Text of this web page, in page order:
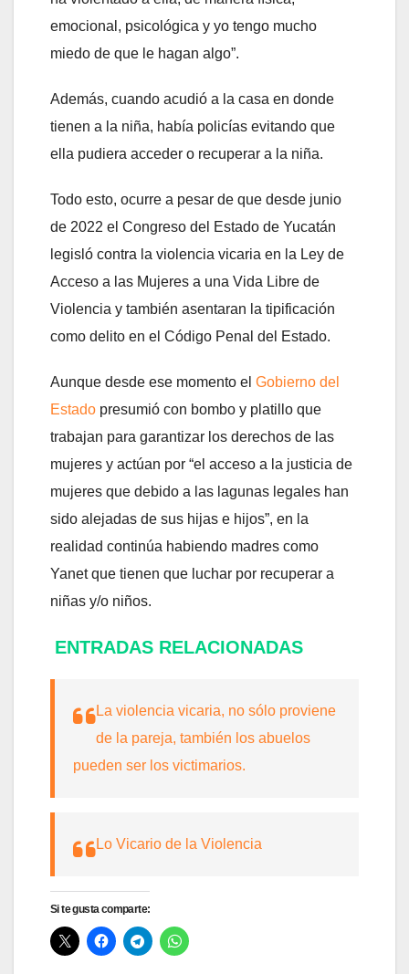
emocional, psicológica y yo tengo mucho
miedo de que le hagan algo”.
Además, cuando acudió a la casa en donde
tienen a la niña, había policías evitando que
ella pudiera acceder o recuperar a la niña.
Todo esto, ocurre a pesar de que desde junio
de 2022 el Congreso del Estado de Yucatán
legisló contra la violencia vicaria en la Ley de
Acceso a las Mujeres a una Vida Libre de
Violencia y también asentaran la tipificación
como delito en el Código Penal del Estado.
Aunque desde ese momento el Gobierno del
Estado presumió con bombo y platillo que
trabajan para garantizar los derechos de las
mujeres y actúan por “el acceso a la justicia de
mujeres que debido a las lagunas legales han
sido alejadas de sus hijas e hijos”, en la
realidad continúa habiendo madres como
Yanet que tienen que luchar por recuperar a
niñas y/o niños.
ENTRADAS RELACIONADAS
La violencia vicaria, no sólo proviene
de la pareja, también los abuelos
pueden ser los victimarios.
Lo Vicario de la Violencia
Si te gusta comparte: